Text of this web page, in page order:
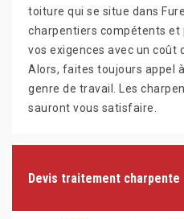
toiture qui se situe dans
charpentiers compétents et
vos exigences avec un coût
Alors, faites toujours appel
genre de travail. Les
sauront vous satisfaire.
Devis traitement charpente